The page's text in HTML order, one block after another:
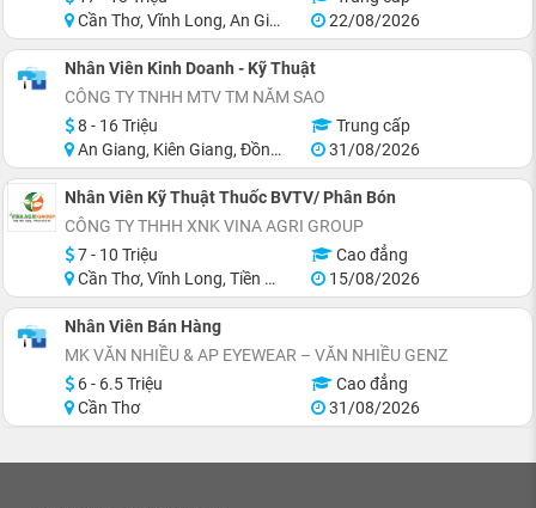
Cần Thơ, Vĩnh Long, An Giang, Kiên Giang, Đồng Tháp, Tiền Giang
22/08/2026
Nhân Viên Kinh Doanh - Kỹ Thuật
CÔNG TY TNHH MTV TM NĂM SAO
8 - 16 Triệu
Trung cấp
An Giang, Kiên Giang, Đồng Tháp, Sóc Trăng, Long An
31/08/2026
Nhân Viên Kỹ Thuật Thuốc BVTV/ Phân Bón
CÔNG TY THHH XNK VINA AGRI GROUP
7 - 10 Triệu
Cao đẳng
Cần Thơ, Vĩnh Long, Tiền Giang
15/08/2026
Nhân Viên Bán Hàng
MK VĂN NHIỀU & AP EYEWEAR – VĂN NHIỀU GENZ
6 - 6.5 Triệu
Cao đẳng
Cần Thơ
31/08/2026